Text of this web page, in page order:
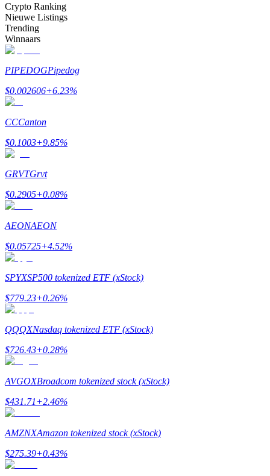
Informatie
Gids
Futures-startgids
Handelsstrategieën
Leer hoe u winstgevend kunt blijven
Crypto Ranking
Nieuwe Listings
Trending
Winnaars
PIPEDOGPipedog
$0.002606+6.23%
CCCanton
$0.1003+9.85%
GRVTGrvt
$0.2905+0.08%
AEONAEON
$0.05725+4.52%
SPYXSP500 tokenized ETF (xStock)
$779.23+0.26%
QQQXNasdaq tokenized ETF (xStock)
$726.43+0.28%
AVGOXBroadcom tokenized stock (xStock)
$431.71+2.46%
AMZNXAmazon tokenized stock (xStock)
$275.39+0.43%